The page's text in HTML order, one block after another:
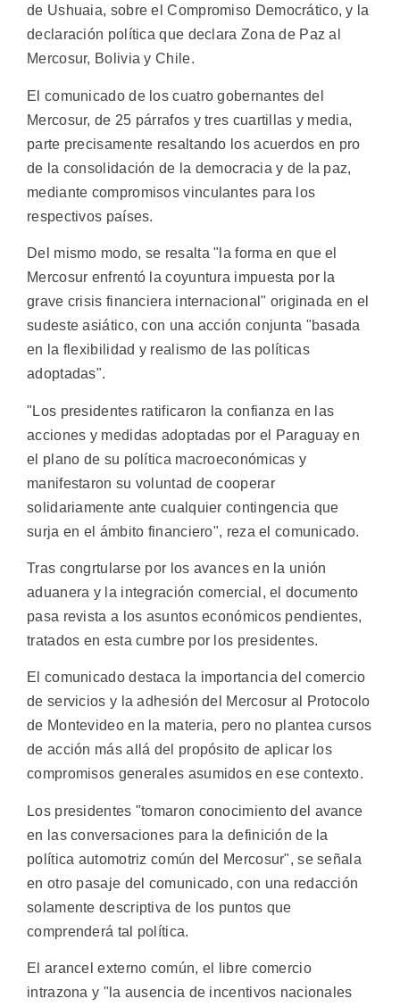
de Ushuaia, sobre el Compromiso Democrático, y la
declaración política que declara Zona de Paz al
Mercosur, Bolivia y Chile.
El comunicado de los cuatro gobernantes del
Mercosur, de 25 párrafos y tres cuartillas y media,
parte precisamente resaltando los acuerdos en pro
de la consolidación de la democracia y de la paz,
mediante compromisos vinculantes para los
respectivos países.
Del mismo modo, se resalta "la forma en que el
Mercosur enfrentó la coyuntura impuesta por la
grave crisis financiera internacional" originada en el
sudeste asiático, con una acción conjunta "basada
en la flexibilidad y realismo de las políticas
adoptadas".
"Los presidentes ratificaron la confianza en las
acciones y medidas adoptadas por el Paraguay en
el plano de su política macroeconómicas y
manifestaron su voluntad de cooperar
solidariamente ante cualquier contingencia que
surja en el ámbito financiero", reza el comunicado.
Tras congrtularse por los avances en la unión
aduanera y la integración comercial, el documento
pasa revista a los asuntos económicos pendientes,
tratados en esta cumbre por los presidentes.
El comunicado destaca la importancia del comercio
de servicios y la adhesión del Mercosur al Protocolo
de Montevideo en la materia, pero no plantea cursos
de acción más allá del propósito de aplicar los
compromisos generales asumidos en ese contexto.
Los presidentes "tomaron conocimiento del avance
en las conversaciones para la definición de la
política automotriz común del Mercosur", se señala
en otro pasaje del comunicado, con una redacción
solamente descriptiva de los puntos que
comprenderá tal política.
El arancel externo común, el libre comercio
intrazona y "la ausencia de incentivos nacionales